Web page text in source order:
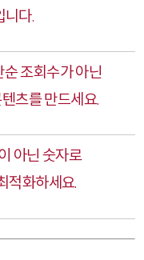
니다.
조회수가 아닌
츠를 만드세요.
아닌 숫자로
적화하세요.